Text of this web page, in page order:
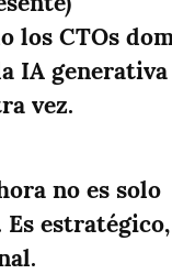
los CTOs
IA
vez.
no es solo